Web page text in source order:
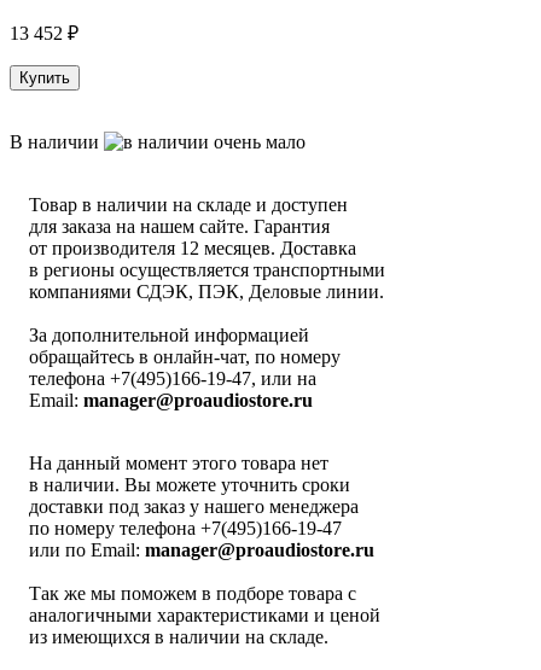
13 452 ₽
Купить
В наличии
Товар в наличии на складе и доступен
для заказа на нашем сайте. Гарантия
от производителя 12 месяцев. Доставка
в регионы осуществляется транспортными
компаниями СДЭК, ПЭК, Деловые линии.
За дополнительной информацией
обращайтесь в онлайн-чат, по номеру
телефона +7(495)166-19-47, или на
Email: manager@proaudiostore.ru
На данный момент этого товара нет
в наличии. Вы можете уточнить сроки
доставки под заказ у нашего менеджера
по номеру телефона +7(495)166-19-47
или по Email: manager@proaudiostore.ru
Так же мы поможем в подборе товара с
аналогичными характеристиками и ценой
из имеющихся в наличии на складе.